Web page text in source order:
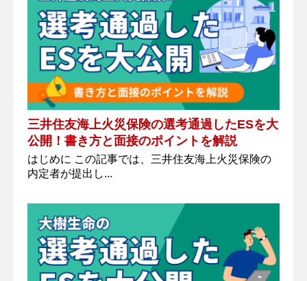
三井住友海上火災保険の選考通過したESを大
公開！書き方と面接のポイントを解説
はじめに この記事では、三井住友海上火災保険の
内定者が提出し...